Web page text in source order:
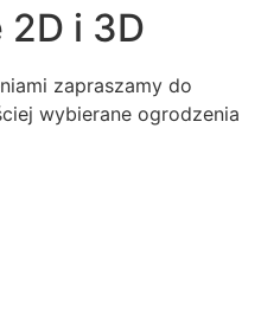
2D i 3D
zapraszamy do
wybierane ogrodzenia